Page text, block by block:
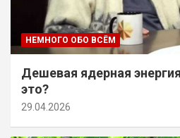
НЕМНОГО ОБО ВСЁМ
Дешевая ядерная
это?
29.04.2026